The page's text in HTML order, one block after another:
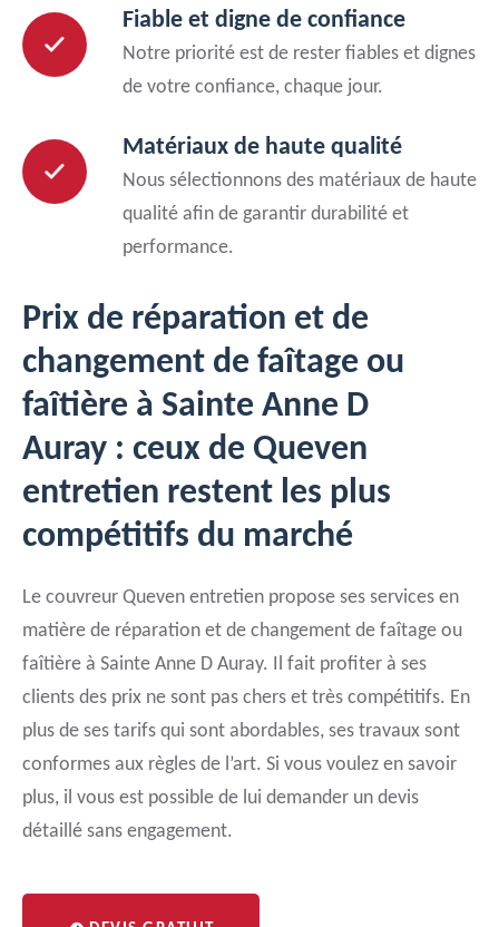
Fiable et digne de confiance
Notre priorité est de rester fiables et dignes
de votre confiance, chaque jour.
Matériaux de haute qualité
Nous sélectionnons des matériaux de haute
qualité afin de garantir durabilité et
performance.
Prix de réparation et de
changement de faîtage ou
faîtière à Sainte Anne D
Auray : ceux de Queven
entretien restent les plus
compétitifs du marché
Le couvreur Queven entretien propose ses services en
matière de réparation et de changement de faîtage ou
faîtière à Sainte Anne D Auray. Il fait profiter à ses
clients des prix ne sont pas chers et très compétitifs. En
plus de ses tarifs qui sont abordables, ses travaux sont
conformes aux règles de l’art. Si vous voulez en savoir
plus, il vous est possible de lui demander un devis
détaillé sans engagement.